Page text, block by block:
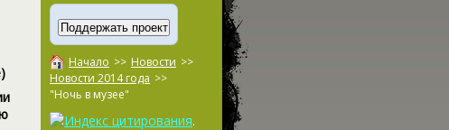
Начало >> Новости >>
Новости 2014 года >>
"Ночь в музее"
.